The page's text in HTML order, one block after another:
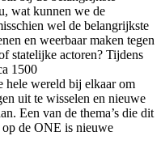
wat kunnen we de
wel de belangrijkste
en weerbaar maken tegen
statelijke actoren? Tijdens
1500
hele wereld bij elkaar om
uit te wisselen en nieuwe
Een van de thema’s die dit
de ONE is nieuwe